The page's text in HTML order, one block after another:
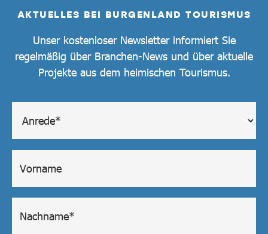
AKTUELLES BEI BURGENLAND TOURISMUS
Unser kostenloser Newsletter informiert Sie
regelmäßig über Branchen-News und über aktuelle
Projekte aus dem heimischen Tourismus.